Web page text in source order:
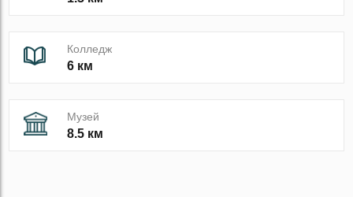
Колледж
6 км
Музей
8.5 км